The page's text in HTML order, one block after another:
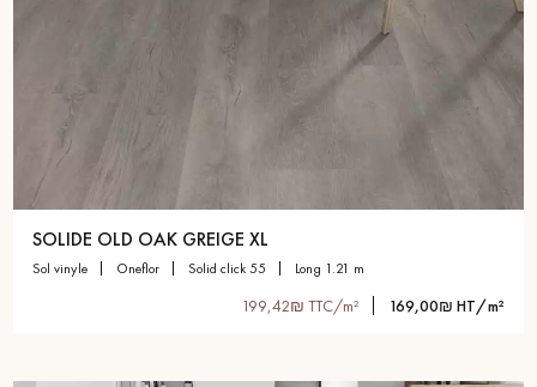
SOLIDE OLD OAK GREIGE XL
sol vinyle oneflor solid click 55 long 1.21 m
199,42₪ TTC/m² 169,00₪ HT/m²